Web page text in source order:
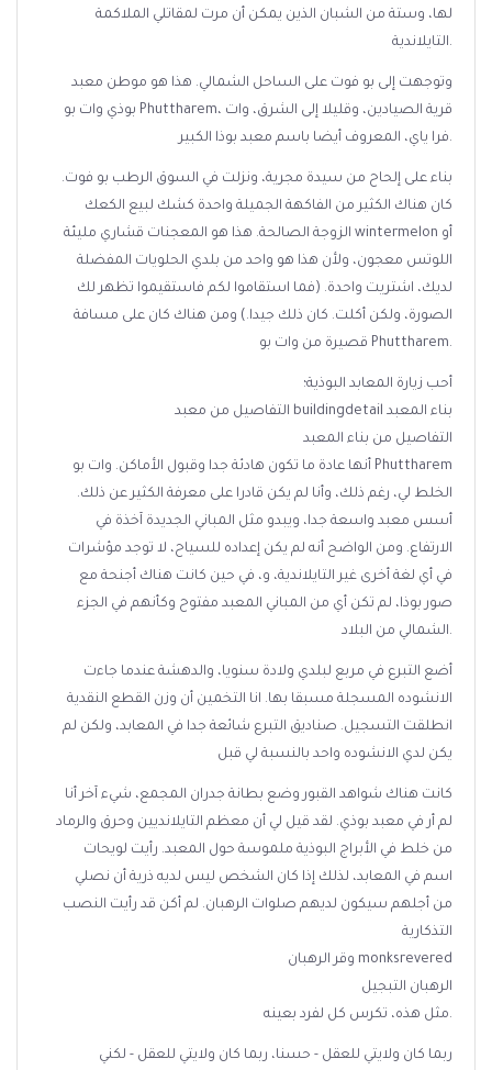
لها، وستة من الشبان الذين يمكن أن مرت لمقاتلي الملاكمة
التايلاندية.
وتوجهت إلى بو فوت على الساحل الشمالي. هذا هو موطن معبد
بوذي وات بو Phuttharem، قرية الصيادين، وقليلا إلى الشرق، وات
فرا ياي، المعروف أيضا باسم معبد بوذا الكبير.
بناء على إلحاح من سيدة مجرية، ونزلت في السوق الرطب بو فوت.
كان هناك الكثير من الفاكهة الجميلة واحدة كشك لبيع الكعك
الزوجة الصالحة. هذا هو المعجنات قشاري مليئة wintermelon أو
اللوتس معجون، ولأن هذا هو واحد من بلدي الحلويات المفضلة
لديك، اشتريت واحدة. (فما استقاموا لكم فاستقيموا تظهر لك
الصورة، ولكن أكلت. كان ذلك جيدا.) ومن هناك كان على مسافة
قصيرة من وات بو Phuttharem.
أحب زيارة المعابد البوذية؛
التفاصيل من معبد buildingdetail بناء المعبد
التفاصيل من بناء المعبد
أنها عادة ما تكون هادئة جدا وقبول الأماكن. وات بو Phuttharem
الخلط لي، رغم ذلك، وأنا لم يكن قادرا على معرفة الكثير عن ذلك.
أسس معبد واسعة جدا، ويبدو مثل المباني الجديدة آخذة في
الارتفاع. ومن الواضح أنه لم يكن إعداده للسياح، لا توجد مؤشرات
في أي لغة أخرى غير التايلاندية، و، في حين كانت هناك أجنحة مع
صور بوذا، لم تكن أي من المباني المعبد مفتوح وكأنهم في الجزء
الشمالي من البلاد.
أضع التبرع في مربع لبلدي ولادة سنويا، والدهشة عندما جاءت
الانشوده المسجلة مسبقا بها. انا التخمين أن وزن القطع النقدية
انطلقت التسجيل. صناديق التبرع شائعة جدا في المعابد، ولكن لم
يكن لدي الانشوده واحد بالنسبة لي قبل
كانت هناك شواهد القبور وضع بطانة جدران المجمع، شيء آخر أنا
لم أر في معبد بوذي. لقد قيل لي أن معظم التايلانديين وحرق والرماد
من خلط في الأبراج البوذية ملموسة حول المعبد. رأيت لويحات
اسم في المعابد، لذلك إذا كان الشخص ليس لديه ذرية أن نصلي
من أجلهم سيكون لديهم صلوات الرهبان. لم أكن قد رأيت النصب
التذكارية
وقر الرهبان monksrevered
الرهبان التبجيل
مثل هذه، تكرس كل لفرد بعينه.
ربما كان ولايتي للعقل - حسنا، ربما كان ولايتي للعقل - لكني